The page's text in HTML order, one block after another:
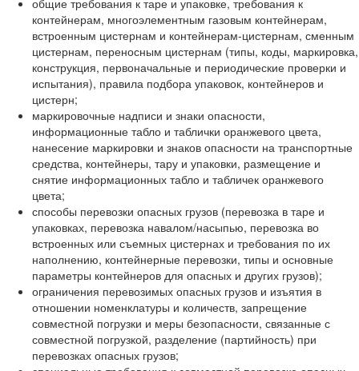
общие требования к таре и упаковке, требования к
контейнерам, многоэлементным газовым контейнерам,
встроенным цистернам и контейнерам-цистернам, сменным
цистернам, переносным цистернам (типы, коды, маркировка,
конструкция, первоначальные и периодические проверки и
испытания), правила подбора упаковок, контейнеров и
цистерн;
маркировочные надписи и знаки опасности,
информационные табло и таблички оранжевого цвета,
нанесение маркировки и знаков опасности на транспортные
средства, контейнеры, тару и упаковки, размещение и
снятие информационных табло и табличек оранжевого
цвета;
способы перевозки опасных грузов (перевозка в таре и
упаковках, перевозка навалом/насыпью, перевозка во
встроенных или съемных цистернах и требования по их
наполнению, контейнерные перевозки, типы и основные
параметры контейнеров для опасных и других грузов);
ограничения перевозимых опасных грузов и изъятия в
отношении номенклатуры и количеств, запрещение
совместной погрузки и меры безопасности, связанные с
совместной погрузкой, разделение (партийность) при
перевозках опасных грузов;